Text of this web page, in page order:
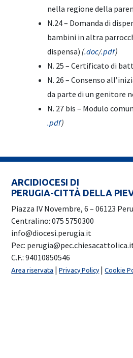
nella regione della
N.24 – Domanda di
bambini in altra
dispensa) (.doc/.pdf)
N. 25 – Certificato di
N. 26 – Consenso
da parte di un genitore
N. 27 bis – Modulo
.pdf)
ARCIDIOCESI DI
PERUGIA-CITTÀ DELLA
Piazza IV Novembre, 6 – 06123
Centralino: 075 5750300
info@diocesi.perugia.it
Pec:
C.F.: 94010850546
Area riservata |Privacy Policy |Cookie